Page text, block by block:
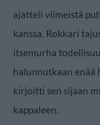
ajatteli viimeistä
kanssa. Rokkari
itsemurha
halunnutkaan enää
kirjoitti sen sijaan
kappaleen.